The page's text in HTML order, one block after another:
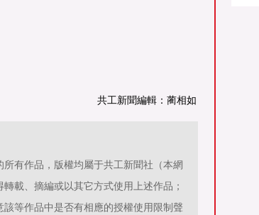
共工新聞編輯：蔺相如
所有作品，版權均屬于共工新聞社（本網
載、摘編或以其它方式使用上述作品；
等作品中是否有相應的授權使用限制聲